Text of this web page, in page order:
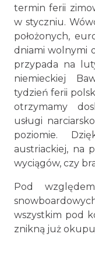
termin ferii
w styczniu.
położonych,
dniami wolnymi
przypada na
niemieckiej
tydzień ferii
otrzymamy
usługi
poziomie.
austriackiej, na
wyciągów, czy
Pod
wszystkim pod
znikną już